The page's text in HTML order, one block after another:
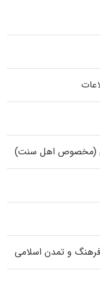
(مخصوص اهل سنت)
و تمدن اسلامی